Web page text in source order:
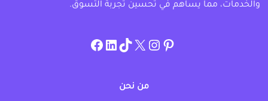
والخدمات، مما يساهم في تحسين تجربة التسوق.
pinterest
allcouponat
twitter
TikTok
linkedin
facebook
من نحن